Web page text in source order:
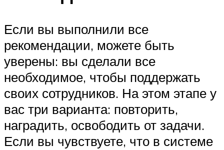
Если вы выполнили все
рекомендации, можете быть
уверены: вы сделали все
необходимое, чтобы поддержать
своих сотрудников. На этом этапе у
вас три варианта: повторить,
наградить, освободить от задачи.
Если вы чувствуете, что в системе